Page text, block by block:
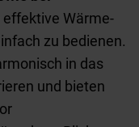
effektive Wärme-
zu bedienen.
in das
und bieten